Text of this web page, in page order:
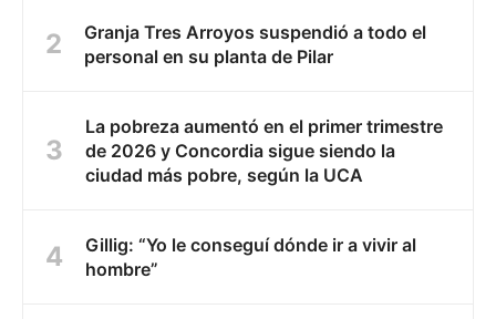
Granja Tres Arroyos suspendió a todo el
personal en su planta de Pilar
La pobreza aumentó en el primer trimestre
de 2026 y Concordia sigue siendo la
ciudad más pobre, según la UCA
Gillig: “Yo le conseguí dónde ir a vivir al
hombre”